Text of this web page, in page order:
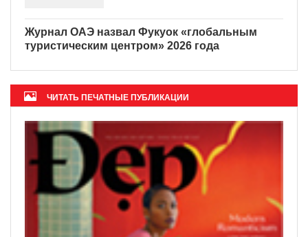
Вьетнам - идеальное
направление для цифровых
кочевников